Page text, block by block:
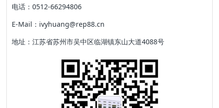
电话：0512-66294806
E-Mail：ivyhuang@rep88.cn
地址：江苏省苏州市吴中区临湖镇东山大道4088号